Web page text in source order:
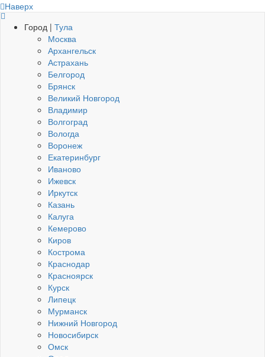
Наверх
Город | Тула
Москва
Архангельск
Астрахань
Белгород
Брянск
Великий Новгород
Владимир
Волгоград
Вологда
Воронеж
Екатеринбург
Иваново
Ижевск
Иркутск
Казань
Калуга
Кемерово
Киров
Кострома
Краснодар
Красноярск
Курск
Липецк
Мурманск
Нижний Новгород
Новосибирск
Омск